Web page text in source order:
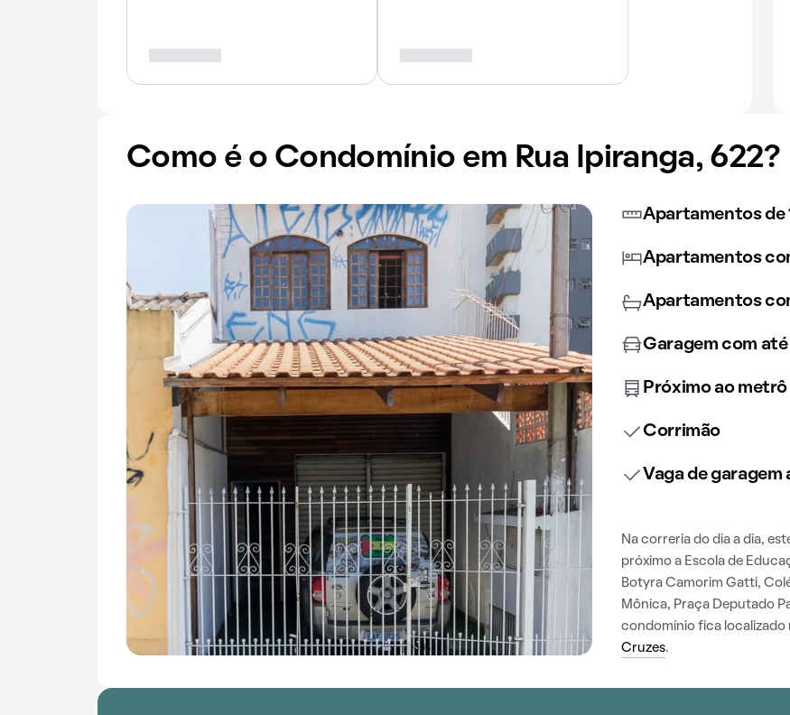
Como é o Condomínio em Rua Ipiranga, 622?
Apartamentos de
Apartamentos
Apartamentos
Garagem com até
Próximo ao metrô
Corrimão
Vaga de garagem
Na correria do dia a dia,
próximo a Escola de
Botyra Camorim Gatti,
Mônica, Praça Deputado
condomínio fica localizado
Cruzes.